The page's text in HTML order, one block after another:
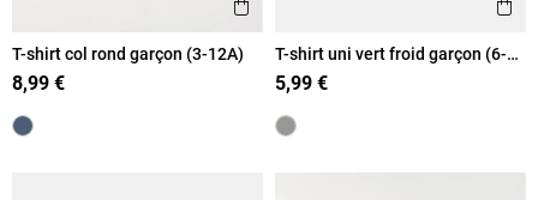
Aperçu rapide
T-shirt col rond garçon (3-12A)
8,99 €
T-shirt uni vert froid garçon (6-
12A)
5,99 €